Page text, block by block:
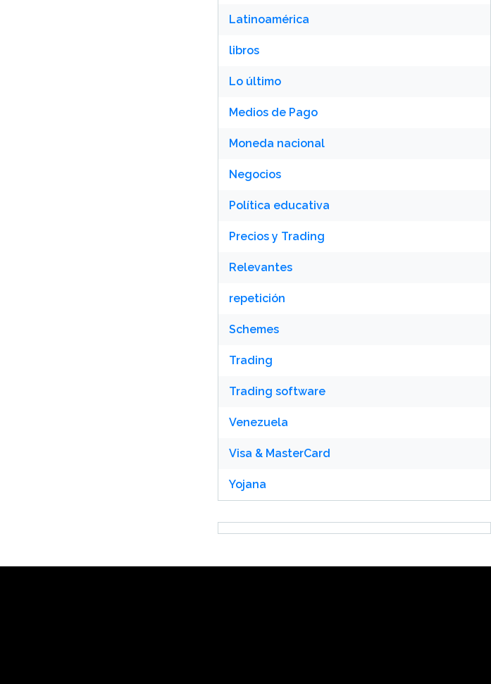
Latinoamérica
libros
Lo último
Medios de Pago
Moneda nacional
Negocios
Política educativa
Precios y Trading
Relevantes
repetición
Schemes
Trading
Trading software
Venezuela
Visa & MasterCard
Yojana